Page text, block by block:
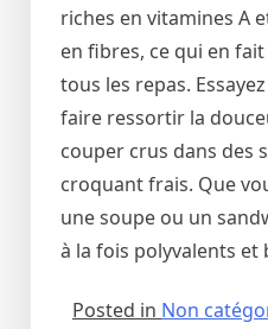
riches en vitamines A
en fibres, ce qui en
tous les repas.
faire ressortir la
couper crus dans des
croquant frais. Que
une soupe ou un
à la fois polyvalents et
Posted in Non